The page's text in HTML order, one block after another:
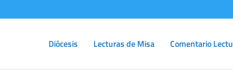
Diócesis Lecturas de Misa Comentario